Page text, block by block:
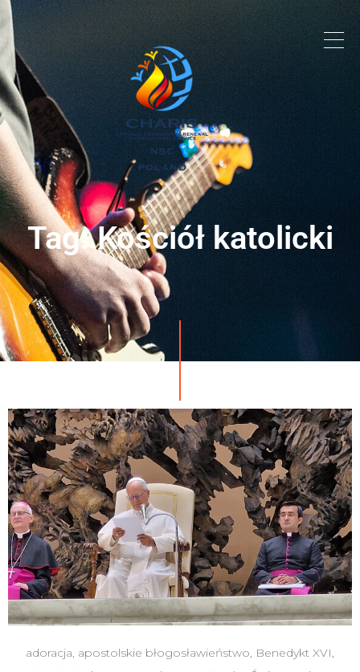
Tag: Kościół katolicki
adoracja, apostolskie błogosławieństwo, Benedykt XVI,